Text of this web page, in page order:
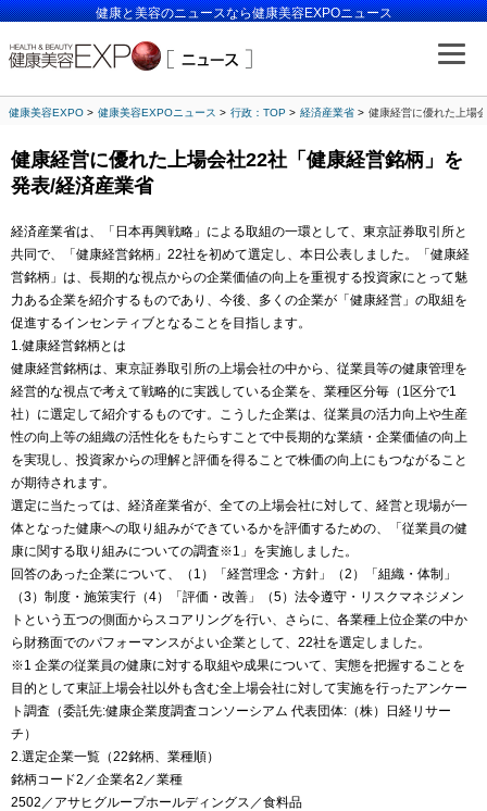
健康と美容のニュースなら健康美容EXPOニュース
健康美容EXPO 健康美容EXPOニュース 行政：TOP 経済産業省 健康経営に優れた上場
健康経営に優れた上場会社22社「健康経営銘柄」を
発表/経済産業省
経済産業省は、「日本再興戦略」による取組の一環として、東京証券取引所と
共同で、「健康経営銘柄」22社を初めて選定し、本日公表しました。「健康経
営銘柄」は、長期的な視点からの企業価値の向上を重視する投資家にとって魅
力ある企業を紹介するものであり、今後、多くの企業が「健康経営」の取組を
促進するインセンティブとなることを目指します。
1.健康経営銘柄とは
健康経営銘柄は、東京証券取引所の上場会社の中から、従業員等の健康管理を
経営的な視点で考えて戦略的に実践している企業を、業種区分毎（1区分で1
社）に選定して紹介するものです。こうした企業は、従業員の活力向上や生産
性の向上等の組織の活性化をもたらすことで中長期的な業績・企業価値の向上
を実現し、投資家からの理解と評価を得ることで株価の向上にもつながること
が期待されます。
選定に当たっては、経済産業省が、全ての上場会社に対して、経営と現場が一
体となった健康への取り組みができているかを評価するための、「従業員の健
康に関する取り組みについての調査※1」を実施しました。
回答のあった企業について、（1）「経営理念・方針」（2）「組織・体制」
（3）制度・施策実行（4）「評価・改善」（5）法令遵守・リスクマネジメン
トという五つの側面からスコアリングを行い、さらに、各業種上位企業の中か
ら財務面でのパフォーマンスがよい企業として、22社を選定しました。
※1 企業の従業員の健康に対する取組や成果について、実態を把握することを
目的として東証上場会社以外も含む全上場会社に対して実施を行ったアンケー
ト調査（委託先:健康企業度調査コンソーシアム 代表団体:（株）日経リサー
チ）
2.選定企業一覧（22銘柄、業種順）
銘柄コード2／企業名2／業種
2502／アサヒグループホールディングス／食料品